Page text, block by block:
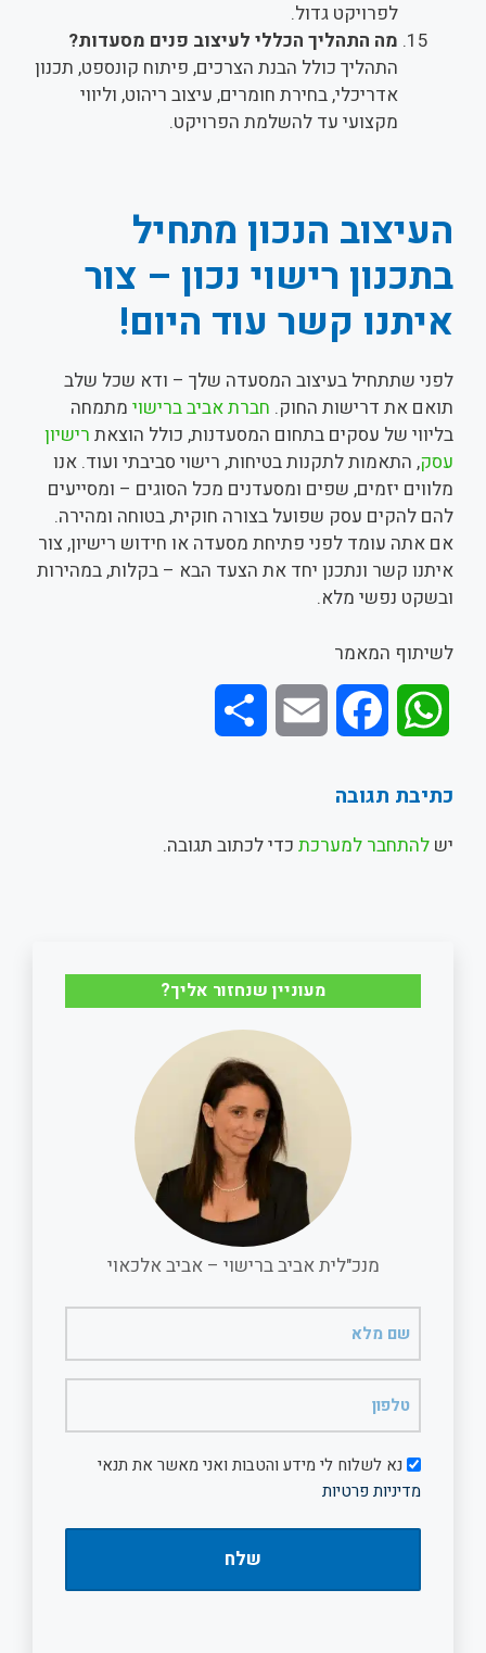
לפרויקט גדול.
מה התהליך הכללי לעיצוב פנים מסעדות?
התהליך כולל הבנת הצרכים, פיתוח קונספט, תכנון
אדריכלי, בחירת חומרים, עיצוב ריהוט, וליווי
מקצועי עד להשלמת הפרויקט.
העיצוב הנכון מתחיל
בתכנון רישוי נכון – צור
איתנו קשר עוד היום!
לפני שתתחיל בעיצוב המסעדה שלך – ודא שכל שלב
תואם את דרישות החוק. חברת אביב ברישוי מתמחה
בליווי של עסקים בתחום המסעדנות, כולל הוצאת רישיון
עסק, התאמות לתקנות בטיחות, רישוי סביבתי ועוד. אנו
מלווים יזמים, שפים ומסעדנים מכל הסוגים – ומסייעים
להם להקים עסק שפועל בצורה חוקית, בטוחה ומהירה.
אם אתה עומד לפני פתיחת מסעדה או חידוש רישיון, צור
איתנו קשר ונתכנן יחד את הצעד הבא – בקלות, במהירות
ובשקט נפשי מלא.
לשיתוף המאמר
A
o
k
כתיבת תגובה
יש להתחבר למערכת כדי לכתוב תגובה.
מעוניין שנחזור אליך?
מנכ"לית אביב ברישוי – אביב אלכאוי
מלא
דיוורנא לשלוח לי מידע והטבות ואני מאשר את תנאי
מדיניות פרטיות